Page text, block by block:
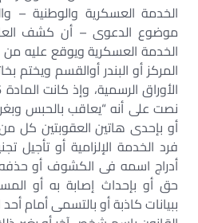
الخدمة العسكرية والوطنية
موضوع الدعوى – أن كشف
الخدمة العسكرية ويوقع عليه
المركز أو البندر أوالقسم
نصت على أنه “يعاقب بالحبس
أو بإحدى هاتين العقوبتين كل
فرد الخدمة الإلزامية أو تأجيل
أدراج اسمه فى الكشوف أو حذفه
حق أو بإحداث إصابة به أو
ببيانات كاذبة أو بالتسمى أمام